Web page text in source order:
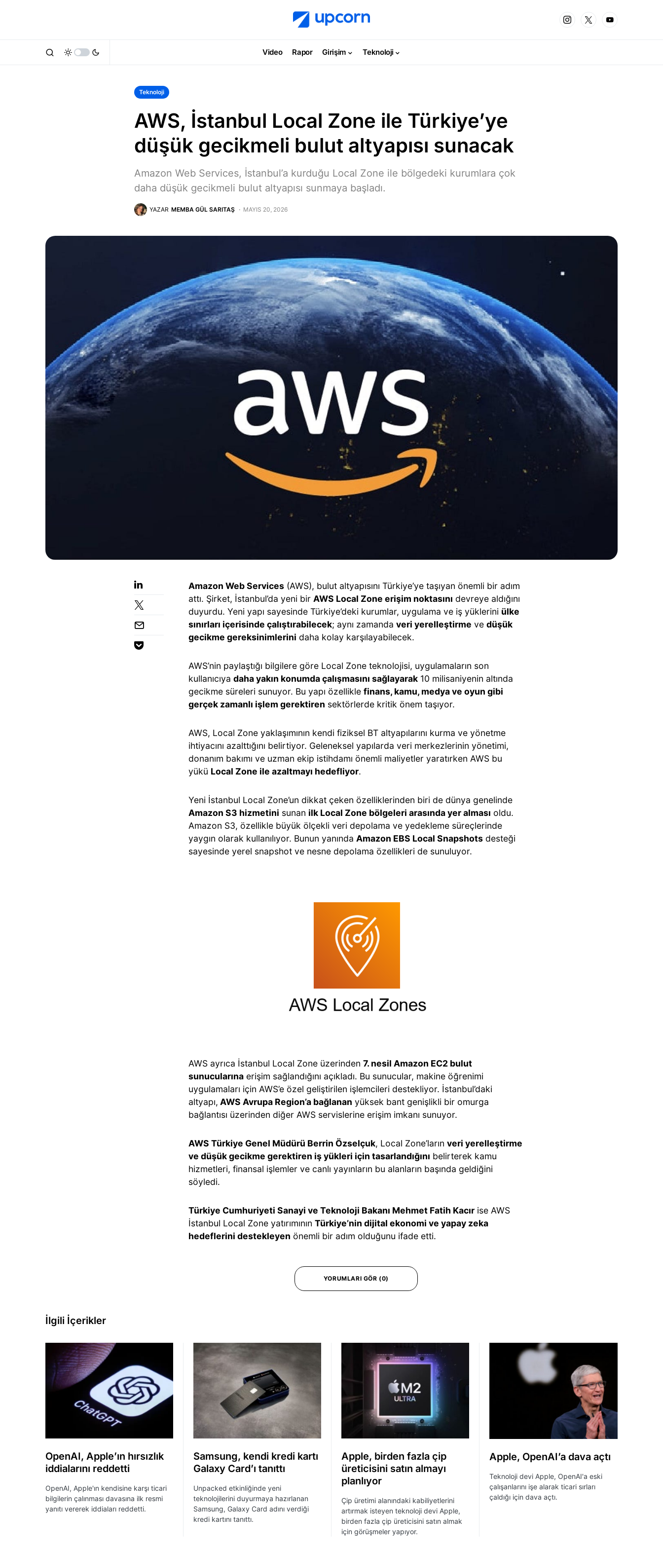
Video Rapor Girişim Teknoloji
Teknoloji
AWS, İstanbul Local Zone ile Türkiye’ye
düşük gecikmeli bulut altyapısı sunacak
Amazon Web Services, İstanbul’a kurduğu Local Zone ile bölgedeki kurumlara çok
daha düşük gecikmeli bulut altyapısı sunmaya başladı.
YAZAR MEMBA GÜL SARITAŞ MAYIS 20, 2026
Amazon Web Services (AWS), bulut altyapısını Türkiye’ye taşıyan önemli bir adım
attı. Şirket, İstanbul’da yeni bir AWS Local Zone erişim noktasını devreye aldığını
duyurdu. Yeni yapı sayesinde Türkiye’deki kurumlar, uygulama ve iş yüklerini ülke
sınırları içerisinde çalıştırabilecek; aynı zamanda veri yerelleştirme ve düşük
gecikme gereksinimlerini daha kolay karşılayabilecek.
AWS’nin paylaştığı bilgilere göre Local Zone teknolojisi, uygulamaların son
kullanıcıya daha yakın konumda çalışmasını sağlayarak 10 milisaniyenin altında
gecikme süreleri sunuyor. Bu yapı özellikle finans, kamu, medya ve oyun gibi
gerçek zamanlı işlem gerektiren sektörlerde kritik önem taşıyor.
AWS, Local Zone yaklaşımının kendi fiziksel BT altyapılarını kurma ve yönetme
ihtiyacını azalttığını belirtiyor. Geleneksel yapılarda veri merkezlerinin yönetimi,
donanım bakımı ve uzman ekip istihdamı önemli maliyetler yaratırken AWS bu
yükü Local Zone ile azaltmayı hedefliyor.
Yeni İstanbul Local Zone’un dikkat çeken özelliklerinden biri de dünya genelinde
Amazon S3 hizmetini sunan ilk Local Zone bölgeleri arasında yer alması oldu.
Amazon S3, özellikle büyük ölçekli veri depolama ve yedekleme süreçlerinde
yaygın olarak kullanılıyor. Bunun yanında Amazon EBS Local Snapshots desteği
sayesinde yerel snapshot ve nesne depolama özellikleri de sunuluyor.
AWS ayrıca İstanbul Local Zone üzerinden 7. nesil Amazon EC2 bulut
sunucularına erişim sağlandığını açıkladı. Bu sunucular, makine öğrenimi
uygulamaları için AWS’e özel geliştirilen işlemcileri destekliyor. İstanbul’daki
altyapı, AWS Avrupa Region’a bağlanan yüksek bant genişlikli bir omurga
bağlantısı üzerinden diğer AWS servislerine erişim imkanı sunuyor.
AWS Türkiye Genel Müdürü Berrin Özselçuk, Local Zone’ların veri yerelleştirme
ve düşük gecikme gerektiren iş yükleri için tasarlandığını belirterek kamu
hizmetleri, finansal işlemler ve canlı yayınların bu alanların başında geldiğini
söyledi.
Türkiye Cumhuriyeti Sanayi ve Teknoloji Bakanı Mehmet Fatih Kacır ise AWS
İstanbul Local Zone yatırımının Türkiye’nin dijital ekonomi ve yapay zeka
hedeflerini destekleyen önemli bir adım olduğunu ifade etti.
YORUMLARI GÖR (0)
İlgili İçerikler
OpenAI, Apple’ın hırsızlık
iddialarını reddetti
OpenAI, Apple'ın kendisine karşı ticari
bilgilerin çalınması davasına ilk resmi
yanıtı vererek iddiaları reddetti.
Samsung, kendi kredi kartı
Galaxy Card’ı tanıttı
Unpacked etkinliğinde yeni
teknolojilerini duyurmaya hazırlanan
Samsung, Galaxy Card adını verdiği
kredi kartını tanıttı.
Apple, birden fazla çip
üreticisini satın almayı
planlıyor
Çip üretimi alanındaki kabiliyetlerini
artırmak isteyen teknoloji devi Apple,
birden fazla çip üreticisini satın almak
için görüşmeler yapıyor.
Apple, OpenAI’a dava açtı
Teknoloji devi Apple, OpenAI'a eski
çalışanlarını işe alarak ticari sırları
çaldığı için dava açtı.